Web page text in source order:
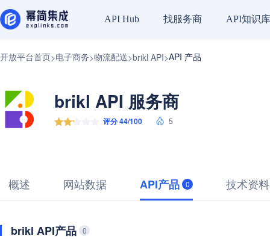
API Hub 找服务商 API知识库
开放平台首页>电子商务>物流配送>brikl API>API 产品
brikl API 服务商
评分 44/100 5
概述 网站数据 API产品 0 技术资料
brikl API产品 0